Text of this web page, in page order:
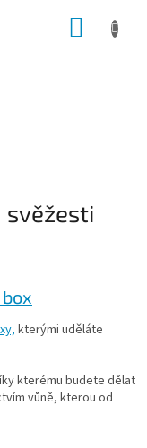
svěžesti
kterými uděláte
kterému budete dělat
vůně, kterou od